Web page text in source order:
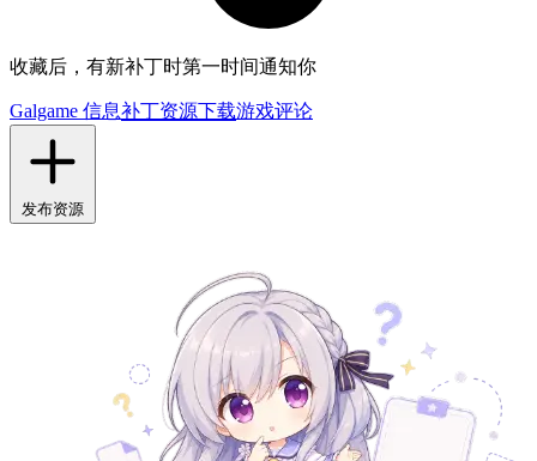
收藏后，有新补丁时第一时间通知你
Galgame 信息补丁资源下载游戏评论
发布资源